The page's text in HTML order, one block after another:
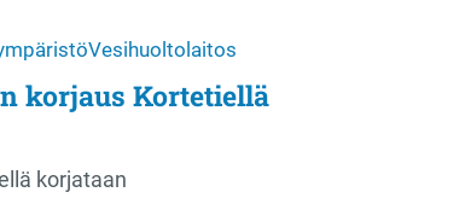
Vesihuoltolaitos
korjaus Kortetiellä
korjataan